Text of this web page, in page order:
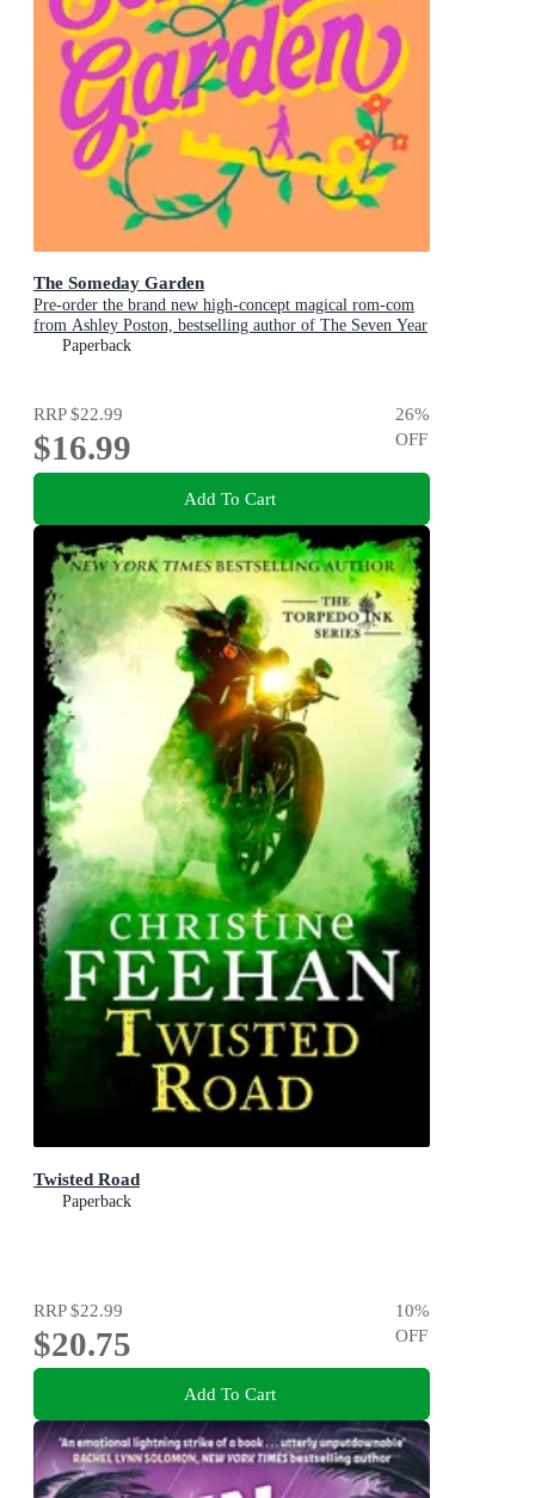
The Someday Garden
Pre-order the brand new high-concept magical rom-com
from Ashley Poston, bestselling author of The Seven Year
Slip, now!
Paperback
RRP$22.99
$16.99
26%
OFF
Add To Cart
Twisted Road
Paperback
RRP$22.99
$20.75
10%
OFF
Add To Cart